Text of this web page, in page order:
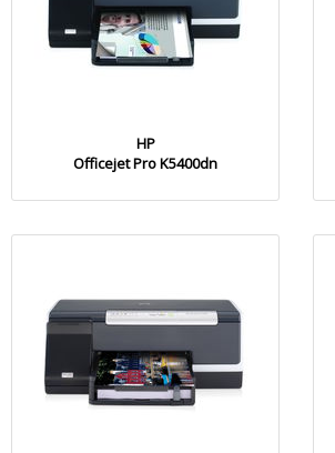
HP
Officejet Pro K5400dn